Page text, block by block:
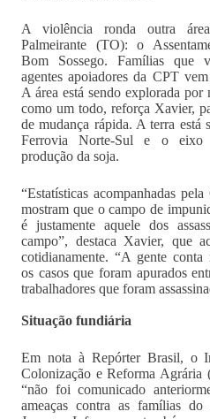
A violência ronda outra
Palmeirante (TO): o
Bom Sossego. Famílias que
agentes apoiadores da CPT vem
A área está sendo explorada por
como um todo, reforça Xavier,
de mudança rápida. A terra está
Ferrovia Norte-Sul e o eixo
produção da soja.
“Estatísticas acompanhadas
mostram que o campo de
é justamente aquele dos
campo”, destaca Xavier, que
cotidianamente. “A gente conta
os casos que foram apurados
trabalhadores que foram
Situação fundiária
Em nota à Repórter Brasil, o
Colonização e Reforma Agrária
“não foi comunicado
ameaças contra as famílias do